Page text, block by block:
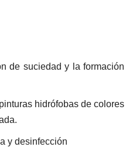
de suciedad y la formación
hidrófobas de colores
y desinfección